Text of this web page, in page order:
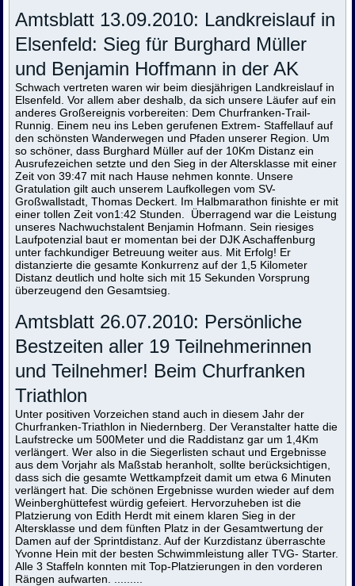
Amtsblatt 13.09.2010: Landkreislauf in
Elsenfeld: Sieg für Burghard Müller
und Benjamin Hoffmann in der AK
Schwach vertreten waren wir beim diesjährigen Landkreislauf in
Elsenfeld. Vor allem aber deshalb, da sich unsere Läufer auf ein
anderes Großereignis vorbereiten: Dem Churfranken-Trail-
Runnig. Einem neu ins Leben gerufenen Extrem- Staffellauf auf
den schönsten Wanderwegen und Pfaden unserer Region. Um
so schöner, dass Burghard Müller auf der 10Km Distanz ein
Ausrufezeichen setzte und den Sieg in der Altersklasse mit einer
Zeit von 39:47 mit nach Hause nehmen konnte. Unsere
Gratulation gilt auch unserem Laufkollegen vom SV-
Großwallstadt, Thomas Deckert. Im Halbmarathon finishte er mit
einer tollen Zeit von1:42 Stunden. Überragend war die Leistung
unseres Nachwuchstalent Benjamin Hofmann. Sein riesiges
Laufpotenzial baut er momentan bei der DJK Aschaffenburg
unter fachkundiger Betreuung weiter aus. Mit Erfolg! Er
distanzierte die gesamte Konkurrenz auf der 1,5 Kilometer
Distanz deutlich und holte sich mit 15 Sekunden Vorsprung
überzeugend den Gesamtsieg.
Amtsblatt 26.07.2010: Persönliche
Bestzeiten aller 19 Teilnehmerinnen
und Teilnehmer! Beim Churfranken
Triathlon
Unter positiven Vorzeichen stand auch in diesem Jahr der
Churfranken-Triathlon in Niedernberg. Der Veranstalter hatte die
Laufstrecke um 500Meter und die Raddistanz gar um 1,4Km
verlängert. Wer also in die Siegerlisten schaut und Ergebnisse
aus dem Vorjahr als Maßstab heranholt, sollte berücksichtigen,
dass sich die gesamte Wettkampfzeit damit um etwa 6 Minuten
verlängert hat. Die schönen Ergebnisse wurden wieder auf dem
Weinberghüttefest würdig gefeiert. Hervorzuheben ist die
Platzierung von Edith Herdt mit einem klaren Sieg in der
Altersklasse und dem fünften Platz in der Gesamtwertung der
Damen auf der Sprintdistanz. Auf der Kurzdistanz überraschte
Yvonne Hein mit der besten Schwimmleistung aller TVG- Starter.
Alle 3 Staffeln konnten mit Top-Platzierungen in den vorderen
Rängen aufwarten. .........